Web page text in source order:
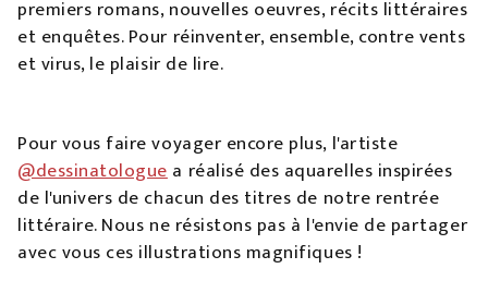
premiers romans, nouvelles oeuvres, récits littéraires
et enquêtes. Pour réinventer, ensemble, contre vents
et virus, le plaisir de lire.
Pour vous faire voyager encore plus, l'artiste
@dessinatologuea réalisé des aquarelles inspirées
de l'univers de chacun des titres de notre rentrée
littéraire. Nous ne résistons pas à l'envie de partager
avec vous ces illustrations magnifiques !